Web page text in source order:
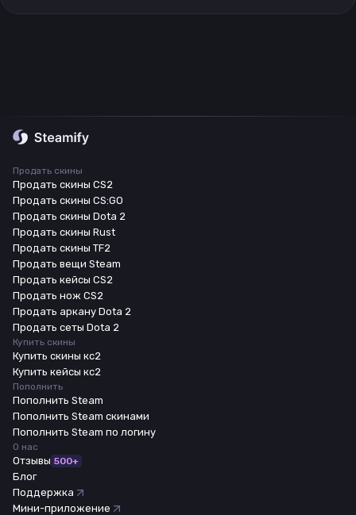
Продать скины
Продать скины CS2
Продать скины CS:GO
Продать скины Dota 2
Продать скины Rust
Продать скины TF2
Продать вещи Steam
Продать кейсы CS2
Продать нож CS2
Продать аркану Dota 2
Продать сеты Dota 2
Купить скины
Купить скины кс2
Купить кейсы кс2
Пополнить
Пополнить Steam
Пополнить Steam скинами
Пополнить Steam по логину
О нас
Отзывы 500+
Блог
Поддержка
Мини-приложение